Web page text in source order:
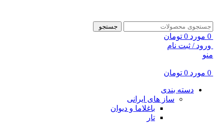
جستجو
0 مورد 0 تومان
ورود / ثبت نام
منو
0 مورد 0 تومان
دسته بندی
ساز های ایرانی
باغلاما و دیوان
تار